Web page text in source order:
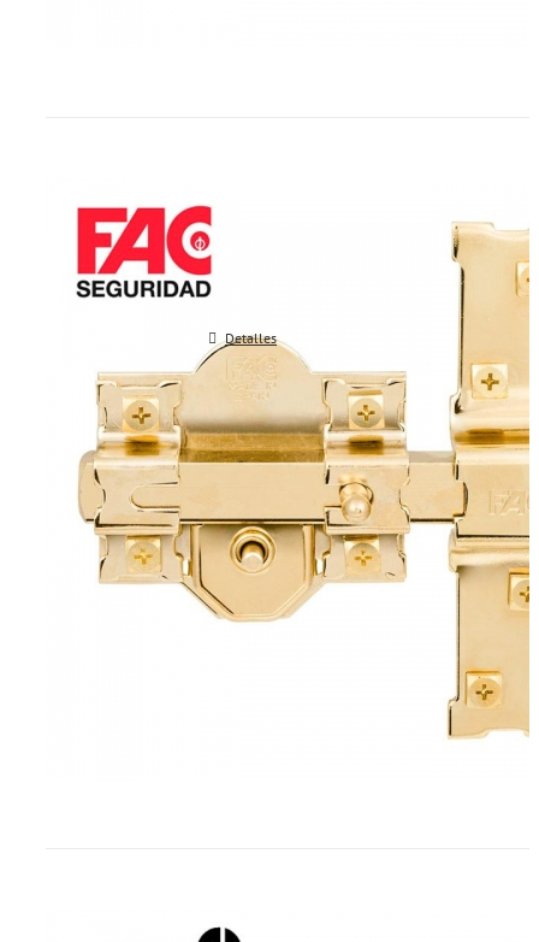
Detalles
Cerrojo de seguridad EZCURRA